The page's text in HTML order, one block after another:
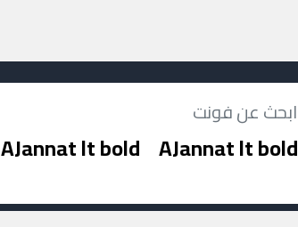
AJannat lt bold AJannat lt bold